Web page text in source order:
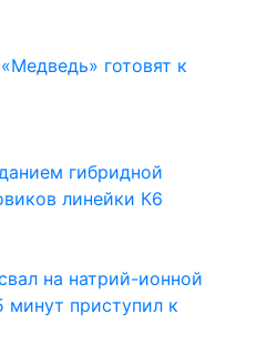
готовят к
гибридной
линейки К6
на натрий-ионной
минут приступил к